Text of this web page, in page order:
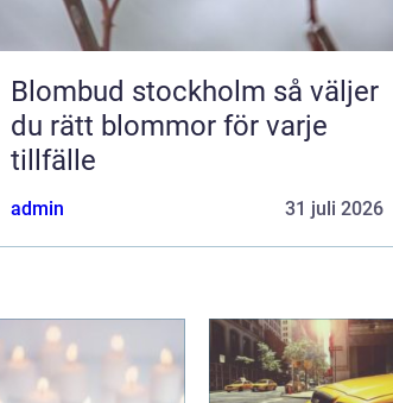
Blombud stockholm så väljer
du rätt blommor för varje
tillfälle
admin 31 juli 2026